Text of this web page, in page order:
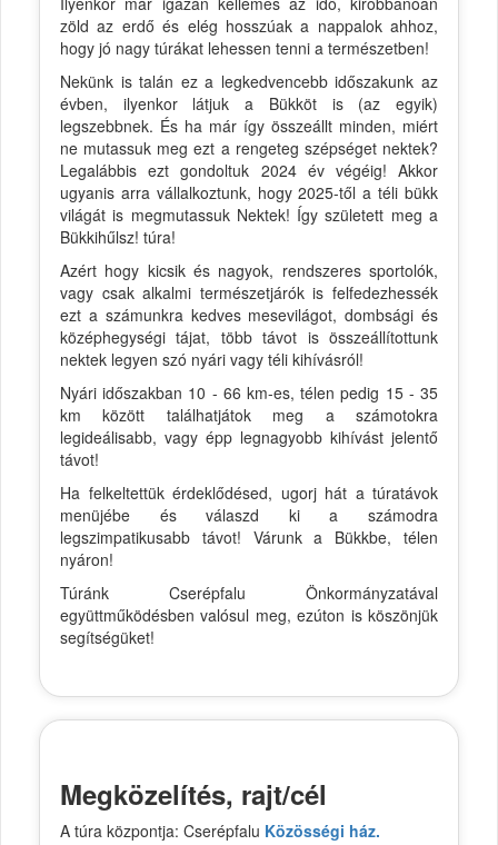
zöld az erdő és elég hosszúak a nappalok ahhoz,
hogy jó nagy túrákat lehessen tenni a természetben!
Nekünk is talán ez a legkedvencebb időszakunk az
évben, ilyenkor látjuk a Bükköt is (az egyik)
legszebbnek. És ha már így összeállt minden, miért
ne mutassuk meg ezt a rengeteg szépséget nektek?
Legalábbis ezt gondoltuk 2024 év végéig! Akkor
ugyanis arra vállalkoztunk, hogy 2025-től a téli bükk
világát is megmutassuk Nektek! Így született meg a
Bükkihűlsz! túra!
Azért hogy kicsik és nagyok, rendszeres sportolók,
vagy csak alkalmi természetjárók is felfedezhessék
ezt a számunkra kedves mesevilágot, dombsági és
középhegységi tájat, több távot is összeállítottunk
nektek legyen szó nyári vagy téli kihívásról!
Nyári időszakban 10 - 66 km-es, télen pedig 15 - 35
km között találhatjátok meg a számotokra
legideálisabb, vagy épp legnagyobb kihívást jelentő
távot!
Ha felkeltettük érdeklődésed, ugorj hát a túratávok
menüjébe és válaszd ki a számodra
legszimpatikusabb távot! Várunk a Bükkbe, télen
nyáron!
Túránk Cserépfalu Önkormányzatával
együttműködésben valósul meg, ezúton is köszönjük
segítségüket!
Megközelítés, rajt/cél
A túra központja: Cserépfalu Közösségi ház.